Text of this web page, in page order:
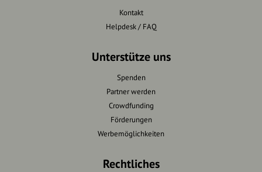
Kontakt
Helpdesk / FAQ
Unterstütze uns
Spenden
Partner werden
Crowdfunding
Förderungen
Werbemöglichkeiten
Rechtliches